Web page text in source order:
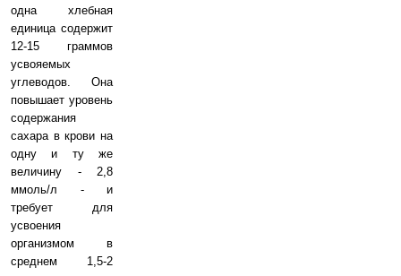
одна хлебная
единица содержит
12-15 граммов
усвояемых
углеводов. Она
повышает уровень
содержания
сахара в крови на
одну и ту же
величину - 2,8
ммоль/л - и
требует для
усвоения
организмом в
среднем 1,5-2